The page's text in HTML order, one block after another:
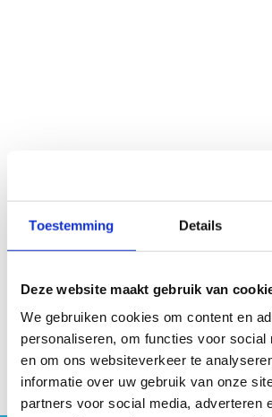
Toestemming Details
Deze website maakt gebruik van
We gebruiken cookies om content en
personaliseren, om functies voor social
en om ons websiteverkeer te
informatie over uw gebruik van onze
partners voor social media, adverteren